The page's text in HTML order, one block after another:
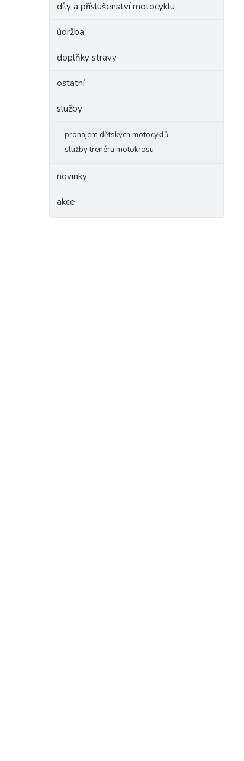
díly a příslušenství motocyklu
údržba
doplňky stravy
ostatní
služby
pronájem dětských motocyklů
služby trenéra motokrosu
novinky
akce